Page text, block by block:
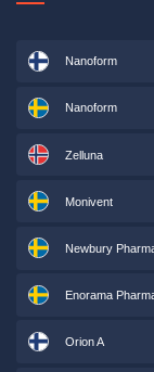
Nanoform
Nanoform
Zelluna
Monivent
Newbury
Enorama
Orion A